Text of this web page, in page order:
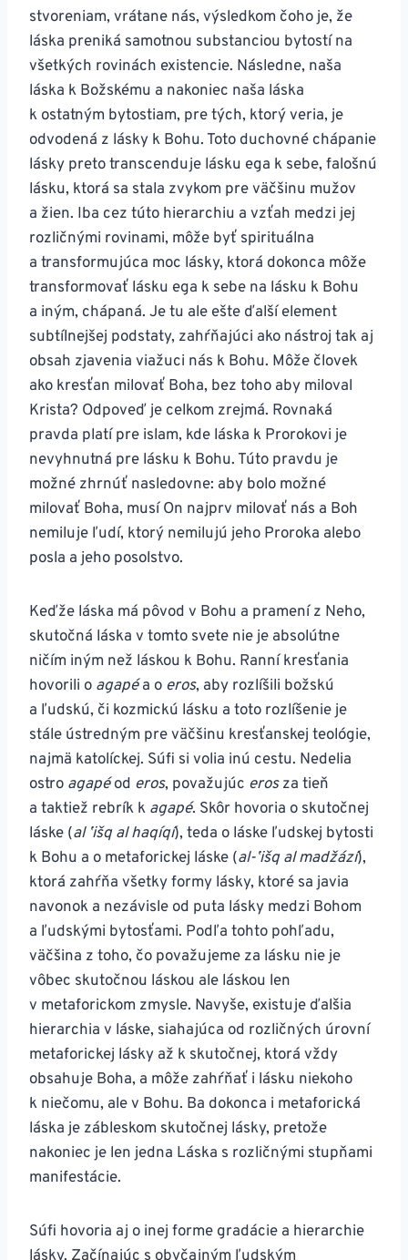
stvoreniam, vrátane nás, výsledkom čoho je, že
láska preniká samotnou substanciou bytostí na
všetkých rovinách existencie. Následne, naša
láska k Božskému a nakoniec naša láska
k ostatným bytostiam, pre tých, ktorý veria, je
odvodená z lásky k Bohu. Toto duchovné chápanie
lásky preto transcenduje lásku ega k sebe, falošnú
lásku, ktorá sa stala zvykom pre väčšinu mužov
a žien. Iba cez túto hierarchiu a vzťah medzi jej
rozličnými rovinami, môže byť spirituálna
a transformujúca moc lásky, ktorá dokonca môže
transformovať lásku ega k sebe na lásku k Bohu
a iným, chápaná. Je tu ale ešte ďalší element
subtílnejšej podstaty, zahŕňajúci ako nástroj tak aj
obsah zjavenia viažuci nás k Bohu. Môže človek
ako kresťan milovať Boha, bez toho aby miloval
Krista? Odpoveď je celkom zrejmá. Rovnaká
pravda platí pre islam, kde láska k Prorokovi je
nevyhnutná pre lásku k Bohu. Túto pravdu je
možné zhrnúť nasledovne: aby bolo možné
milovať Boha, musí On najprv milovať nás a Boh
nemiluje ľudí, ktorý nemilujú jeho Proroka alebo
posla a jeho posolstvo.
Keďže láska má pôvod v Bohu a pramení z Neho,
skutočná láska v tomto svete nie je absolútne
ničím iným než láskou k Bohu. Ranní kresťania
hovorili o agapéa o eros, aby rozlíšili božskú
a ľudskú, či kozmickú lásku a toto rozlíšenie je
stále ústredným pre väčšinu kresťanskej teológie,
najmä katolíckej. Súfi si volia inú cestu. Nedelia
ostro agapéod eros, považujúc erosza tieň
a taktiež rebrík k agapé. Skôr hovoria o skutočnej
láske (al ʼišq al haqíqí), teda o láske ľudskej bytosti
k Bohu a o metaforickej láske (al-ʼišq al madžází),
ktorá zahŕňa všetky formy lásky, ktoré sa javia
navonok a nezávisle od puta lásky medzi Bohom
a ľudskými bytosťami. Podľa tohto pohľadu,
väčšina z toho, čo považujeme za lásku nie je
vôbec skutočnou láskou ale láskou len
v metaforickom zmysle. Navyše, existuje ďalšia
hierarchia v láske, siahajúca od rozličných úrovní
metaforickej lásky až k skutočnej, ktorá vždy
obsahuje Boha, a môže zahŕňať i lásku niekoho
k niečomu, ale v Bohu. Ba dokonca i metaforická
láska je zábleskom skutočnej lásky, pretože
nakoniec je len jedna Láska s rozličnými stupňami
manifestácie.
Súfi hovoria aj o inej forme gradácie a hierarchie